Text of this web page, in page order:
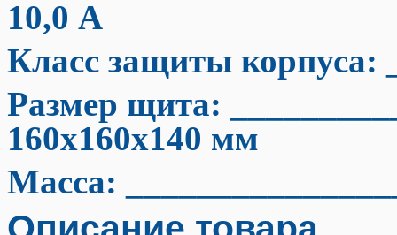
10,0 А
Класс защиты корпуса:
Размер щита:
160x160x140 мм
Масса: